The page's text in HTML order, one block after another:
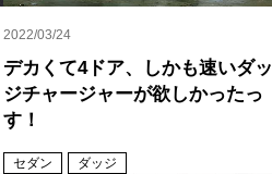
2022/03/24
デカくて4ドア、しかも速いダッ
ジチャージャーが欲しかったっ
す！
セダン ダッジ